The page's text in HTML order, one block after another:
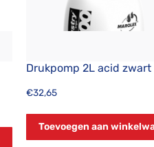
Drukpomp 2L acid zwart
€32,65
Toevoegen aan